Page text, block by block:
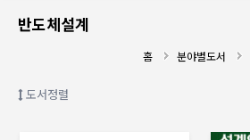
반도체설계
홈 분야별도서
도서정렬